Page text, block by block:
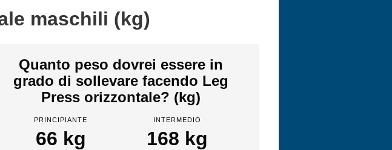
maschili (kg)
Quanto peso dovrei essere in
grado di sollevare facendo Leg
Press orizzontale? (kg)
PRINCIPIANTE
66 kg
INTERMEDIO
168 kg